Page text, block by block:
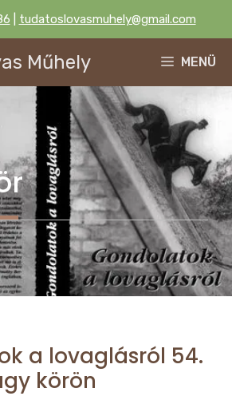
tudatoslovasmuhely@gmail.com
Műhely MENÜ
a lovaglásról 54.
körön